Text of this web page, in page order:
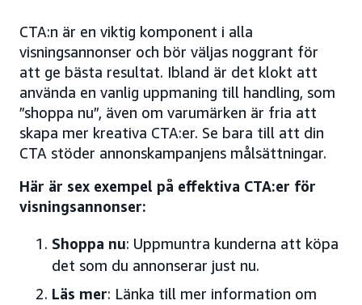
CTA:n är en viktig komponent i alla
visningsannonser och bör väljas noggrant för
att ge bästa resultat. Ibland är det klokt att
använda en vanlig uppmaning till handling, som
”shoppa nu”, även om varumärken är fria att
skapa mer kreativa CTA:er. Se bara till att din
CTA stöder annonskampanjens målsättningar.
Här är sex exempel på effektiva CTA:er för
visningsannonser:
Shoppa nu: Uppmuntra kunderna att köpa
det som du annonserar just nu.
Läs mer: Länka till mer information om